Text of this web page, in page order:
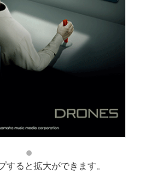
すると拡大ができます。